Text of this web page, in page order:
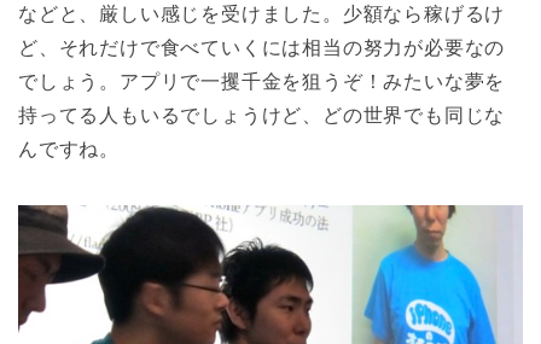
などと、厳しい感じを受けました。少額なら稼げるけ
ど、それだけで食べていくには相当の努力が必要なの
でしょう。アプリで一攫千金を狙うぞ！みたいな夢を
持ってる人もいるでしょうけど、どの世界でも同じな
んですね。